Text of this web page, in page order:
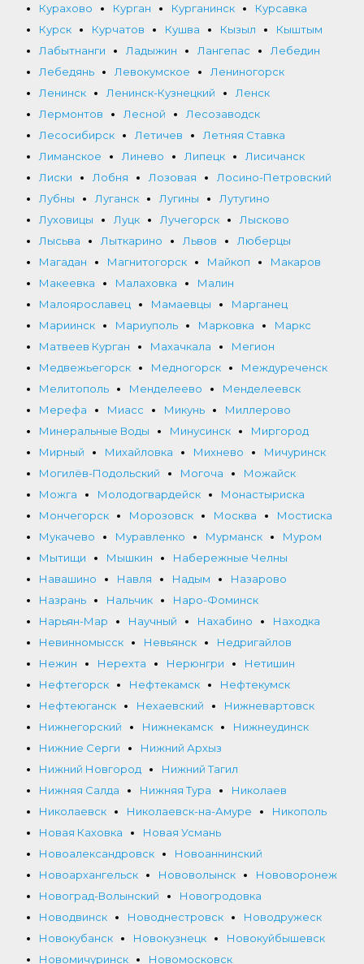
Курахово
Курган Курганинск
Курсавка
Курск
Курчатов Кушва Кызыл
Кыштым
Лабытнанги
Ладыжин Лангепас
Лебедин
Лебедянь
Левокумское
Лениногорск
Ленинск
Ленинск-Кузнецкий
Ленск
Лермонтов
Лесной
Лесозаводск
Лесосибирск
Летичев
Летняя Ставка
Лиманское
Линево Липецк
Лисичанск
Лиски
Лобня Лозовая
Лосино-Петровский
Лубны
Луганск Лугины
Лутугино
Луховицы
Луцк Лучегорск
Лысково
Лысьва
Лыткарино Львов
Люберцы
Магадан
Магнитогорск Майкоп
Макаров
Макеевка
Малаховка
Малин
Малоярославец
Мамаевцы
Марганец
Мариинск
Мариуполь Марковка
Маркс
Матвеев Курган
Махачкала
Мегион
Медвежьегорск
Медногорск
Междуреченск
Мелитополь
Менделеево
Менделеевск
Мерефа
Миасс Микунь
Миллерово
Минеральные Воды
Минусинск
Миргород
Мирный
Михайловка Михнево
Мичуринск
Могилёв-Подольский
Могоча
Можайск
Можга
Молодогвардейск
Монастыриска
Мончегорск
Морозовск Москва
Мостиска
Мукачево
Муравленко Мурманск
Муром
Мытищи
Мышкин
Набережные Челны
Навашино
Навля Надым
Назарово
Назрань
Нальчик
Наро-Фоминск
Нарьян-Мар
Научный Нахабино
Находка
Невинномысск
Невьянск
Недригайлов
Нежин
Нерехта Нерюнгри
Нетишин
Нефтегорск
Нефтекамск
Нефтекумск
Нефтеюганск
Нехаевский
Нижневартовск
Нижнегорский
Нижнекамск
Нижнеудинск
Нижние Серги
Нижний Архыз
Нижний Новгород
Нижний Тагил
Нижняя Салда
Нижняя Тура
Николаев
Николаевск
Николаевск-на-Амуре
Никополь
Новая Каховка
Новая Усмань
Новоалександровск
Новоаннинский
Новоархангельск
Нововолынск
Нововоронеж
Новоград-Волынский
Новогродовка
Новодвинск
Новоднестровск
Новодружеск
Новокубанск
Новокузнецк
Новокуйбышевск
Новомичуринск
Новомосковск